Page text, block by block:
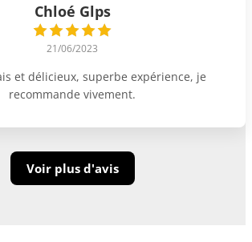
Chloé Glps
21/06/2023
et délicieux, superbe expérience, je
recommande vivement.
Voir plus d'avis